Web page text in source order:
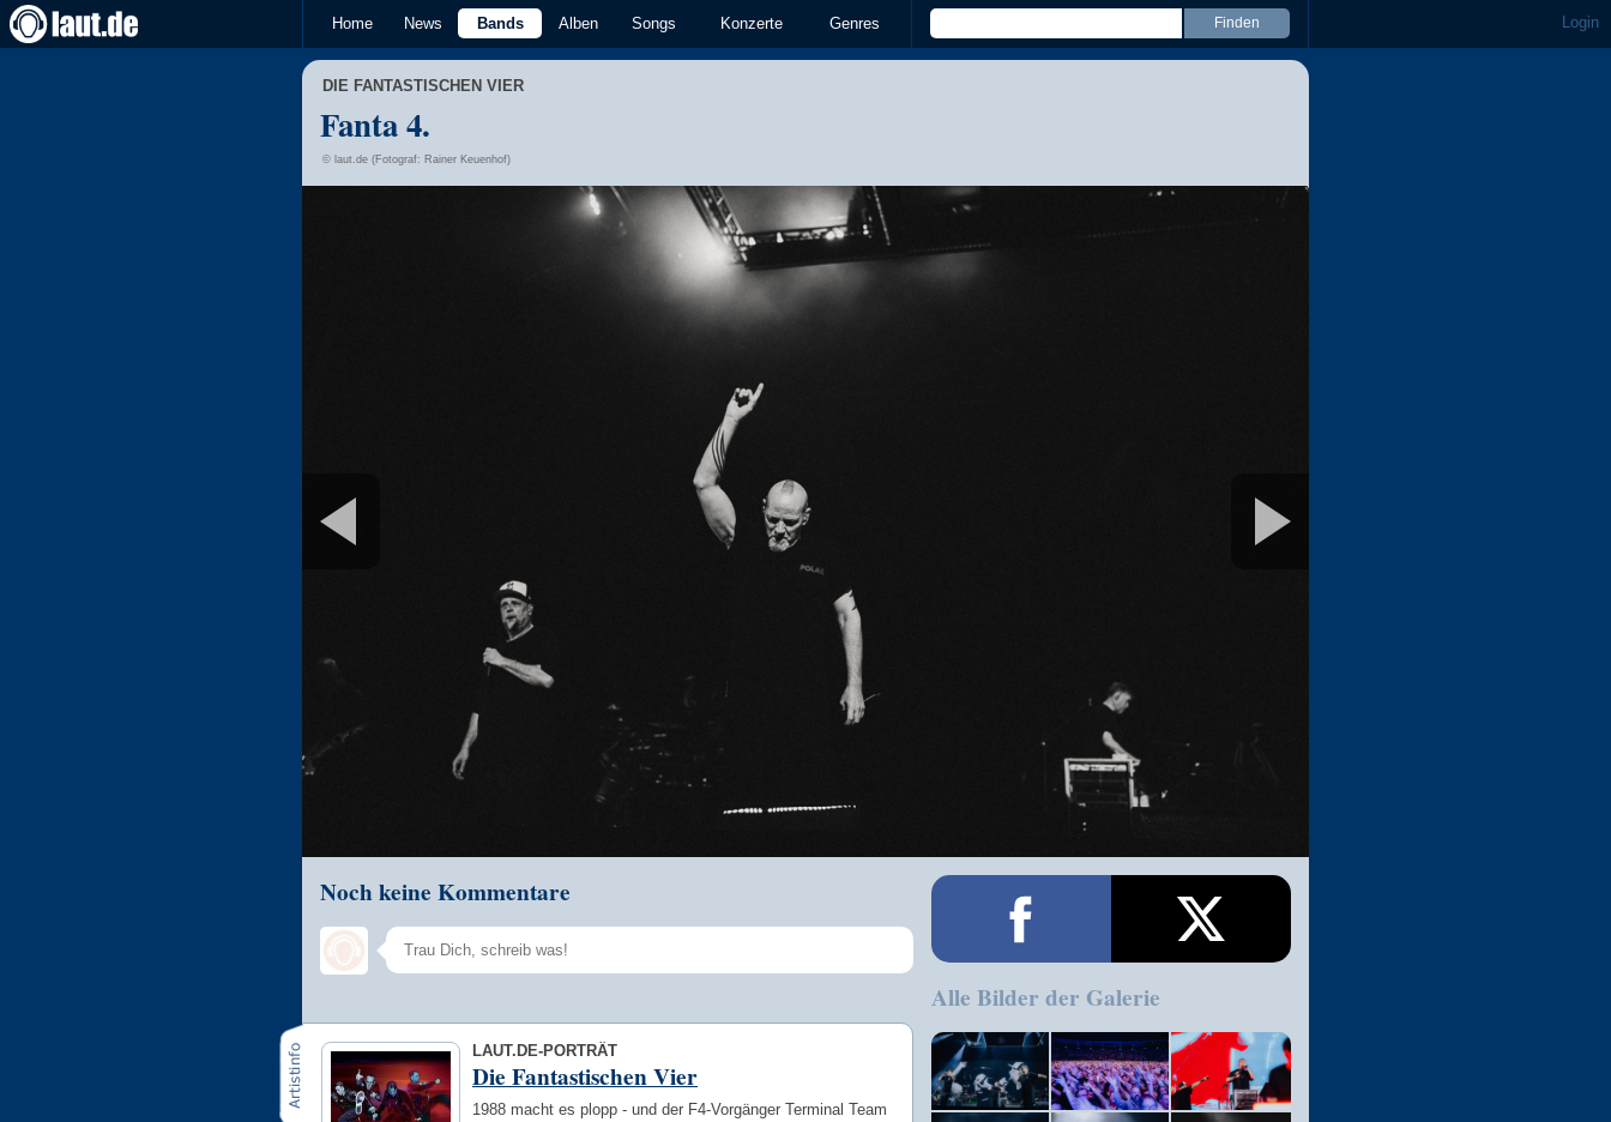
Home News Bands Alben Songs Konzerte Genres Login
DIE FANTASTISCHEN VIER
Fanta 4.
© laut.de (Fotograf: Rainer Keuenhof)
Noch keine Kommentare
LAUT.DE-PORTRÄT
Die Fantastischen Vier
1988 macht es plopp - und der F4-Vorgänger Terminal Team
Alle Bilder der Galerie